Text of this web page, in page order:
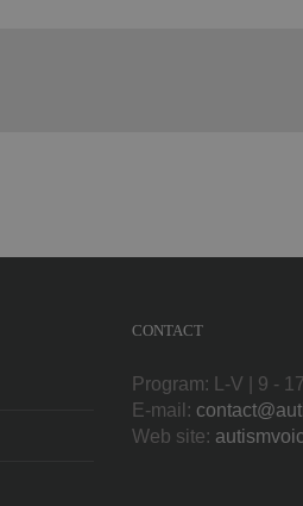
CONTACT
Program: L-V | 9 - 17
E-mail:
Web site: